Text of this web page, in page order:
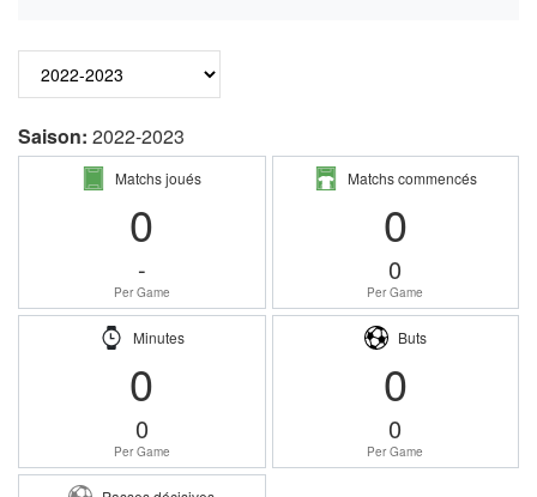
Saison: 2022-2023
Matchs joués
0
-
Per Game
Matchs commencés
0
0
Per Game
Minutes
0
0
Per Game
Buts
0
0
Per Game